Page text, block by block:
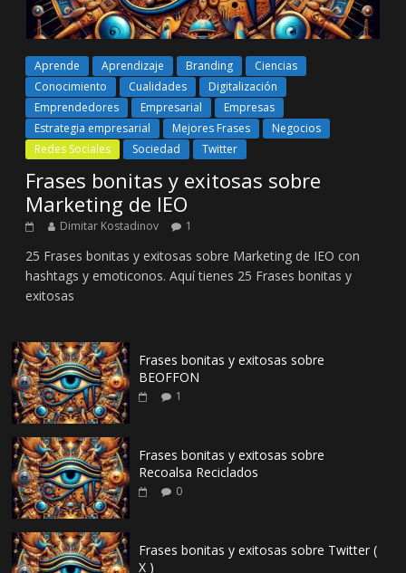
Aprende Aprendizaje Branding
Ciencias
Conocimiento
Cualidades
Digitalización
Emprendedores
Empresarial
Empresas
Estrategia empresarial
Mejores Frases
Negocios
Redes Sociales
Sociedad Twitter
Frases bonitas y exitosas sobre
Marketing de IEO
Dimitar Kostadinov 1
25 Frases bonitas y exitosas sobre Marketing de IEO con
hashtags y emoticonos. Aquí tienes 25 Frases bonitas y
exitosas
Frases bonitas y exitosas sobre
BEOFFON
1
Frases bonitas y exitosas sobre
Recoalsa Reciclados
0
Frases bonitas y exitosas sobre Twitter (
X )